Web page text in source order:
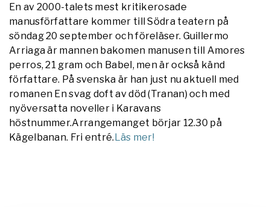
En av 2000-talets mest kritikerosade
manusförfattare kommer till Södra teatern på
söndag 20 september och föreläser. Guillermo
Arriaga är mannen bakomen manusen till Amores
perros, 21 gram och Babel, men är också känd
författare. På svenska är han just nu aktuell med
romanen En svag doft av död (Tranan) och med
nyöversatta noveller i Karavans
höstnummer.Arrangemanget börjar 12.30 på
Kägelbanan. Fri entré.Läs mer!